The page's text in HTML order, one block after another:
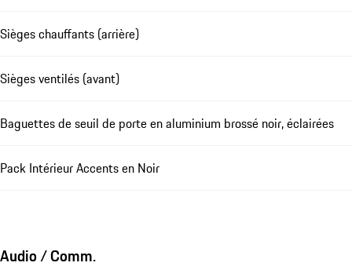
Sièges chauffants (arrière)
Sièges ventilés (avant)
Baguettes de seuil de porte en aluminium brossé noir, éclairées
Pack Intérieur Accents en Noir
Audio / Comm.